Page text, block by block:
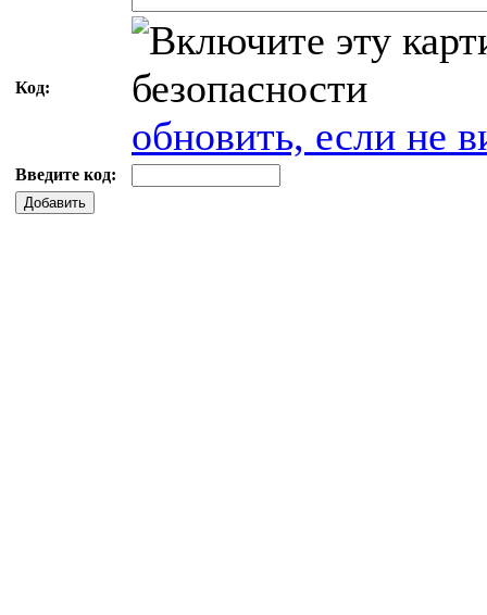
Код:
обновить, если не
Введите код:
Добавить